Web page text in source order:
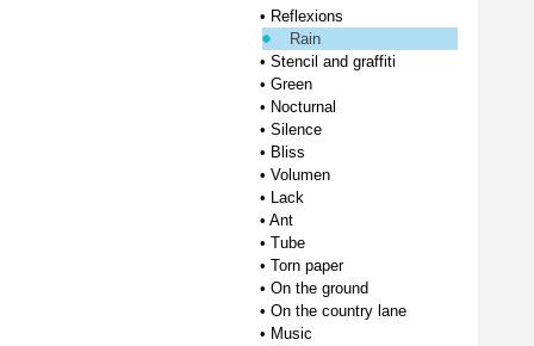
• Reflexions
Rain
• Stencil and graffiti
• Green
• Nocturnal
• Silence
• Bliss
• Volumen
• Lack
• Ant
• Tube
• Torn paper
• On the ground
• On the country lane
• Music